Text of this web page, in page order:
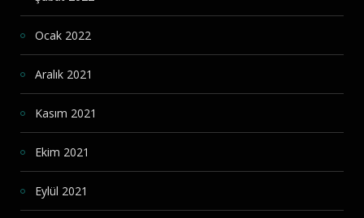
Ocak 2022
Aralık 2021
Kasım 2021
Ekim 2021
Eylül 2021